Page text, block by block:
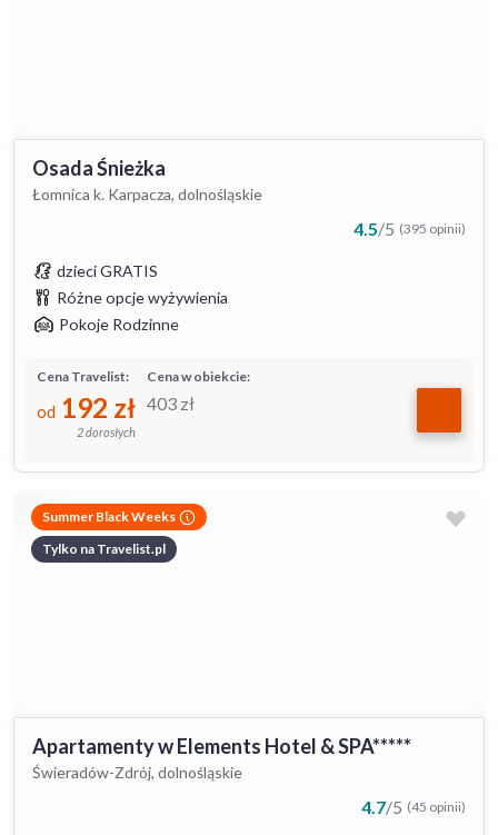
Osada Śnieżka
Łomnica k. Karpacza, dolnośląskie
4.5/5 (395 opinii)
dzieci GRATIS
Różne opcje wyżywienia
Pokoje Rodzinne
Cena w obiekcie:
403 zł
Cena Travelist:
od 192 zł
2 dorosłych
Summer Black Weeks
Tylko na Travelist.pl
Apartamenty w Elements Hotel & SPA*****
Świeradów-Zdrój, dolnośląskie
4.7/5 (45 opinii)